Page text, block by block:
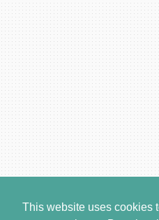
This website uses cookies